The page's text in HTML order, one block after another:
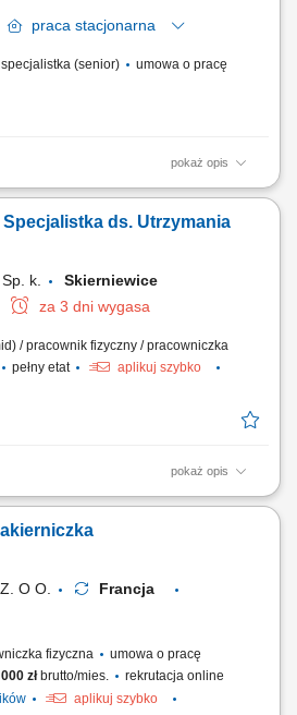
praca stacjonarna
(senior)
umowa o pracę
pokaż opis
ewidencji księgowej zgodnie z
zestawień, analiz i
struktur międzynarodowych. Udział w
ds. Utrzymania
k.
Skierniewice
za 3 dni wygasa
/ pracownik fizyczny / pracowniczka
pełny etat
aplikuj szybko
pokaż opis
procesów produkcyjnych poprzez
usuwanie usterek wielobranżowych
Planowanie i realizacja
O O.
Francja
fizyczna
umowa o pracę
złbrutto/mies.
rekrutacja online
aplikuj szybko